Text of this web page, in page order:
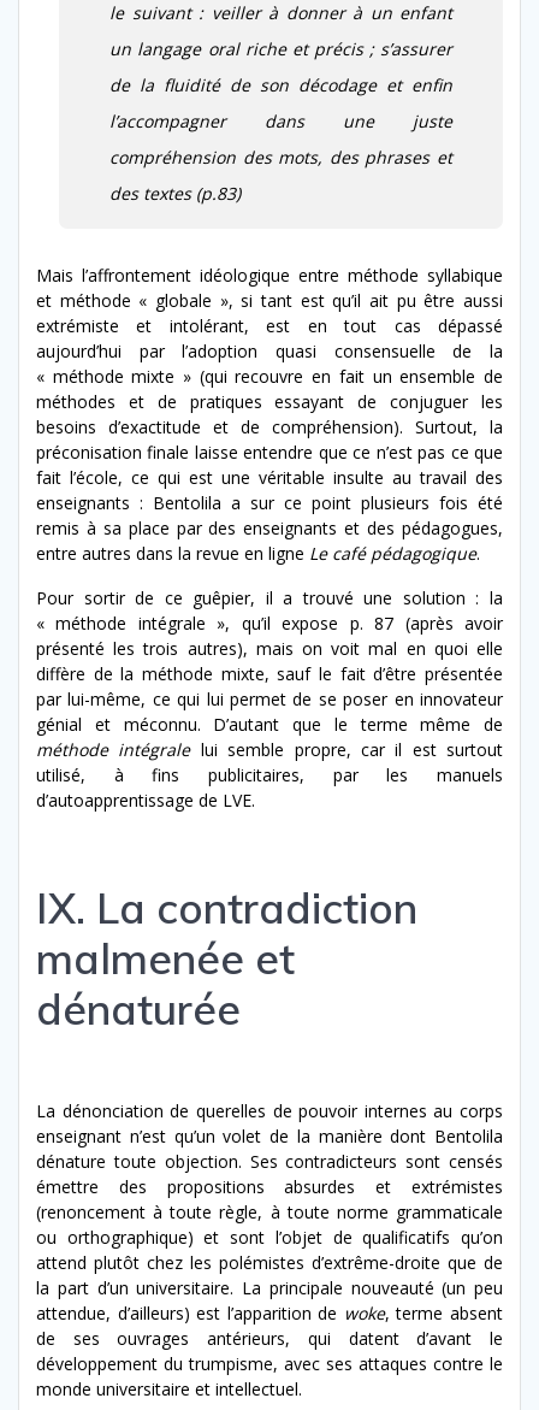
le suivant : veiller à donner à un enfant
un langage oral riche et précis ; s’assurer
de la fluidité de son décodage et enfin
l’accompagner dans une juste
compréhension des mots, des phrases et
des textes (p.83)
Mais l’affrontement idéologique entre méthode syllabique
et méthode « globale », si tant est qu’il ait pu être aussi
extrémiste et intolérant, est en tout cas dépassé
aujourd’hui par l’adoption quasi consensuelle de la
« méthode mixte » (qui recouvre en fait un ensemble de
méthodes et de pratiques essayant de conjuguer les
besoins d’exactitude et de compréhension). Surtout, la
préconisation finale laisse entendre que ce n’est pas ce que
fait l’école, ce qui est une véritable insulte au travail des
enseignants : Bentolila a sur ce point plusieurs fois été
remis à sa place par des enseignants et des pédagogues,
entre autres dans la revue en ligne Le café pédagogique.
Pour sortir de ce guêpier, il a trouvé une solution : la
« méthode intégrale », qu’il expose p. 87 (après avoir
présenté les trois autres), mais on voit mal en quoi elle
diffère de la méthode mixte, sauf le fait d’être présentée
par lui-même, ce qui lui permet de se poser en innovateur
génial et méconnu. D’autant que le terme même de
méthode intégralelui semble propre, car il est surtout
utilisé, à fins publicitaires, par les manuels
d’autoapprentissage de LVE.
IX. La contradiction
malmenée et
dénaturée
La dénonciation de querelles de pouvoir internes au corps
enseignant n’est qu’un volet de la manière dont Bentolila
dénature toute objection. Ses contradicteurs sont censés
émettre des propositions absurdes et extrémistes
(renoncement à toute règle, à toute norme grammaticale
ou orthographique) et sont l’objet de qualificatifs qu’on
attend plutôt chez les polémistes d’extrême-droite que de
la part d’un universitaire. La principale nouveauté (un peu
attendue, d’ailleurs) est l’apparition de woke, terme absent
de ses ouvrages antérieurs, qui datent d’avant le
développement du trumpisme, avec ses attaques contre le
monde universitaire et intellectuel.